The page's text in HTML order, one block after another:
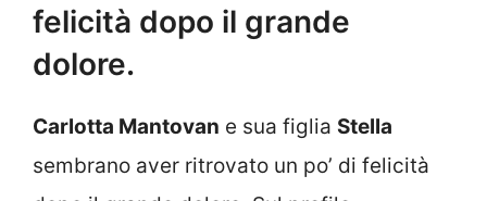
felicità dopo il grande
dolore.
Carlotta Mantovan e sua figlia Stella
sembrano aver ritrovato un po’ di felicità